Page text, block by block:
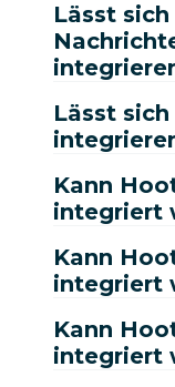
Lässt
Lässt
Kann
integriert
Kann
integriert
Kann
integriert